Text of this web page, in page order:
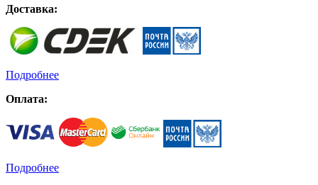
Доставка:
Подробнее
Оплата:
Подробнее